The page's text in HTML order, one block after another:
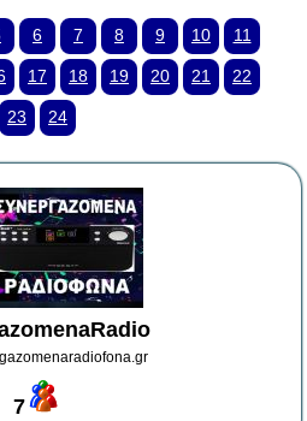
6 7 8 9 10 11
17 18 19 20 21 22
23 24
7